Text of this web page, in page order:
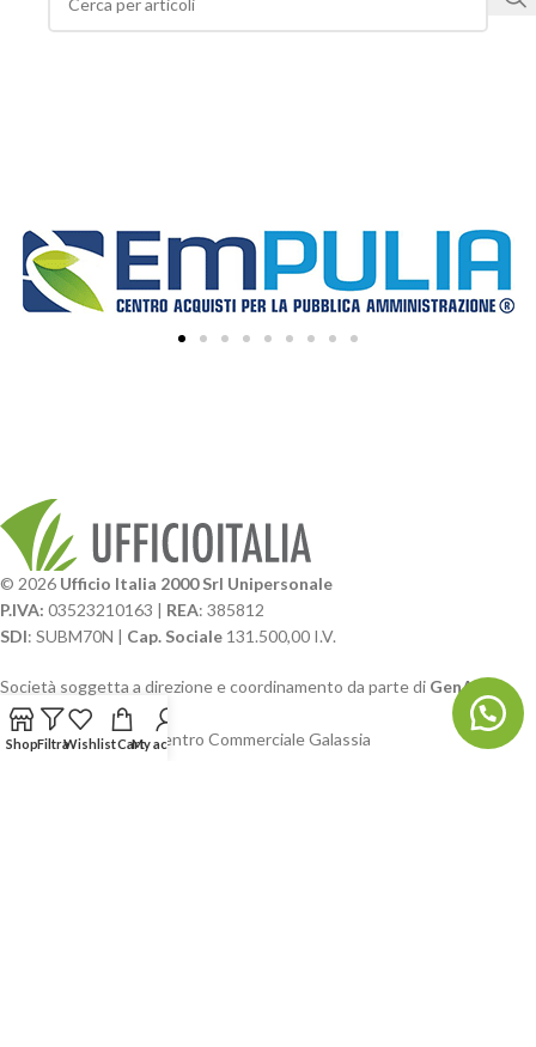
© 2026 Ufficio Italia 2000 Srl Unipersonale
P.IVA: 03523210163 | REA: 385812
SDI: SUBM70N | Cap. Sociale 131.500,00 I.V.
Società soggetta a direzione e coordinamento da parte di GenALFA
Holding srl
Via A. Ponti n. 4 – Centro Commerciale Galassia
ShopFiltraWishlistCartMy account